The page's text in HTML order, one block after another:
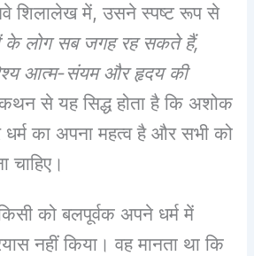
शिलालेख में, उसने स्पष्ट रूप से
के लोग सब जगह रह सकते हैं,
आत्म-संयम और हृदय की
से यह सिद्ध होता है कि अशोक
का अपना महत्व है और सभी को
चाहिए।
को बलपूर्वक अपने धर्म में
नहीं किया। वह मानता था कि